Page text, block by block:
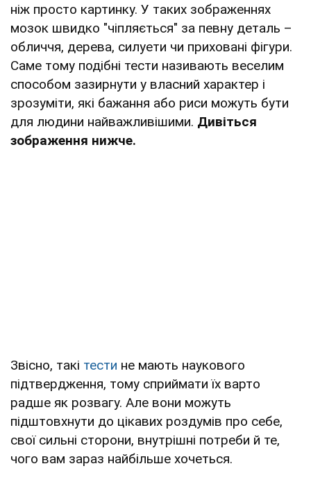
ніж просто картинку. У таких зображеннях
мозок швидко "чіпляється" за певну деталь –
обличчя, дерева, силуети чи приховані фігури.
Саме тому подібні тести називають веселим
способом зазирнути у власний характер і
зрозуміти, які бажання або риси можуть бути
для людини найважливішими. Дивіться
зображення нижче.
Звісно, такі тести не мають наукового
підтвердження, тому сприймати їх варто
радше як розвагу. Але вони можуть
підштовхнути до цікавих роздумів про себе,
свої сильні сторони, внутрішні потреби й те,
чого вам зараз найбільше хочеться.